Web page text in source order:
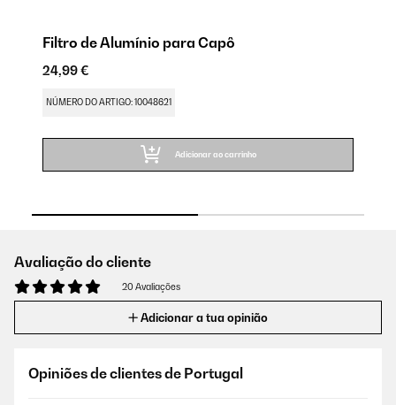
Filtro de Alumínio para Capô
24,99 €
NÚMERO DO ARTIGO: 10048621
Adicionar ao carrinho
Avaliação do cliente
20 Avaliações
Adicionar a tua opinião
Opiniões de clientes de Portugal